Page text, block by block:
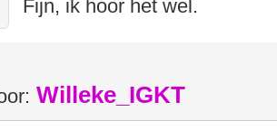
Fijn, ik hoor het wel.
Willeke_IGKT